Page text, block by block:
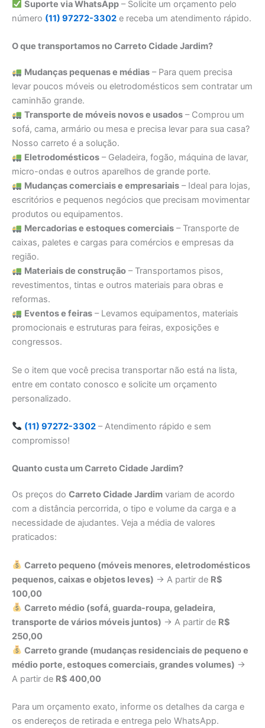
Suporte via WhatsApp– Solicite um orçamento pelo
número (11) 97272-3302 e receba um atendimento rápido.
O que transportamos no Carreto Cidade Jardim?
Mudanças pequenas e médias– Para quem precisa
levar poucos móveis ou eletrodomésticos sem contratar um
caminhão grande.
Transporte de móveis novos e usados– Comprou um
sofá, cama, armário ou mesa e precisa levar para sua casa?
Nosso carreto é a solução.
Eletrodomésticos– Geladeira, fogão, máquina de lavar,
micro-ondas e outros aparelhos de grande porte.
Mudanças comerciais e empresariais– Ideal para lojas,
escritórios e pequenos negócios que precisam movimentar
produtos ou equipamentos.
Mercadorias e estoques comerciais– Transporte de
caixas, paletes e cargas para comércios e empresas da
região.
Materiais de construção– Transportamos pisos,
revestimentos, tintas e outros materiais para obras e
reformas.
Eventos e feiras– Levamos equipamentos, materiais
promocionais e estruturas para feiras, exposições e
congressos.
Se o item que você precisa transportar não está na lista,
entre em contato conosco e solicite um orçamento
personalizado.
(11) 97272-3302– Atendimento rápido e sem
compromisso!
Quanto custa um Carreto Cidade Jardim?
Os preços do Carreto Cidade Jardim variam de acordo
com a distância percorrida, o tipo e volume da carga e a
necessidade de ajudantes. Veja a média de valores
praticados:
Carreto pequeno (móveis menores, eletrodomésticos
pequenos, caixas e objetos leves) → A partir de R$
100,00
Carreto médio (sofá, guarda-roupa, geladeira,
transporte de vários móveis juntos) → A partir de R$
250,00
Carreto grande (mudanças residenciais de pequeno e
médio porte, estoques comerciais, grandes volumes) →
A partir de R$ 400,00
Para um orçamento exato, informe os detalhes da carga e
os endereços de retirada e entrega pelo WhatsApp.